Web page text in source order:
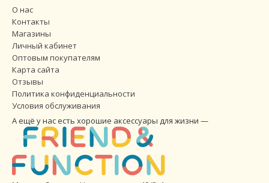
О нас
Контакты
Магазины
Личный кабинет
Оптовым покупателям
Карта сайта
Отзывы
Политика конфиденциальности
Условия обслуживания
А ещё у нас есть хорошие аксессуары для жизни —